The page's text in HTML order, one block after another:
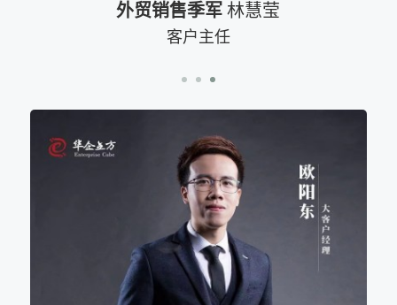
外贸销售季军 林慧莹
客户主任